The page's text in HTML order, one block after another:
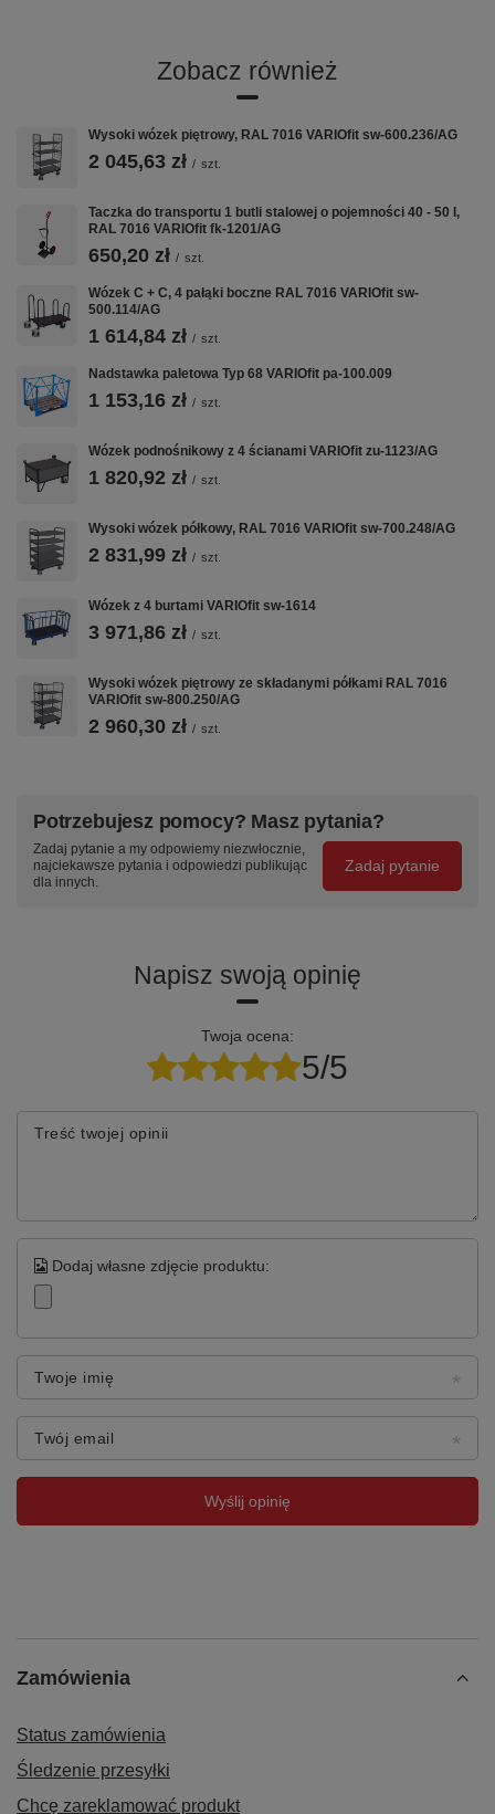
Wymiary wew.: 1.205 x 810 mm (szer./gł.) do palety o
wymiarach: 1.200 x 800 mm (szer./gł.) Wysokość użytkowa:
1.010 mm Wykonanie: * solidna, stalowa konstrukcja * 4
Powierzchnia ocynkowana Udźwig: 2.000 kg 3 razy
sztaplowana, spiętrowanych nadstawek nie należy
przemieszczać EAN-Nr.: 4035694011007
VARIOfit w CentrumWarsztatowe.pl:
Nadstawki Paletowe
Zobacz również
Wysoki wózek piętrowy, RAL 7016 VARIOfit sw-600.236/AG
2 045,63 zł / szt.
Taczka do transportu 1 butli stalowej o pojemności 40 - 50 l,
RAL 7016 VARIOfit fk-1201/AG
650,20 zł / szt.
Wózek C + C, 4 pałąki boczne RAL 7016 VARIOfit sw-
500.114/AG
1 614,84 zł / szt.
Nadstawka paletowa Typ 68 VARIOfit pa-100.009
1 153,16 zł / szt.
Wózek podnośnikowy z 4 ścianami VARIOfit zu-1123/AG
1 820,92 zł / szt.
Wysoki wózek półkowy, RAL 7016 VARIOfit sw-700.248/AG
2 831,99 zł / szt.
Wózek z 4 burtami VARIOfit sw-1614
3 971,86 zł / szt.
Wysoki wózek piętrowy ze składanymi półkami RAL 7016
VARIOfit sw-800.250/AG
2 960,30 zł / szt.
Potrzebujesz pomocy? Masz pytania?
Zadaj pytanie a my odpowiemy niezwłocznie,
najciekawsze pytania i odpowiedzi publikując
dla innych.
Zadaj pytanie
Napisz swoją opinię
Twoja ocena:
5/5
Treść twojej opinii
Dodaj własne zdjęcie produktu:
Twoje imię
Twój email
Wyślij opinię
Zamówienia
Status zamówienia
Śledzenie przesyłki
Chcę zareklamować produkt